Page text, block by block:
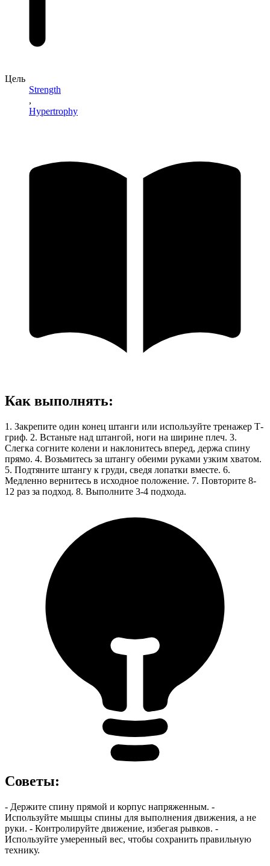
Цель
Strength
,
Hypertrophy
Как выполнять:
1. Закрепите один конец штанги или используйте тренажер Т-
гриф. 2. Встаньте над штангой, ноги на ширине плеч. 3.
Слегка согните колени и наклонитесь вперед, держа спину
прямо. 4. Возьмитесь за штангу обеими руками узким хватом.
5. Подтяните штангу к груди, сведя лопатки вместе. 6.
Медленно вернитесь в исходное положение. 7. Повторите 8-
12 раз за подход. 8. Выполните 3-4 подхода.
Советы:
- Держите спину прямой и корпус напряженным. -
Используйте мышцы спины для выполнения движения, а не
руки. - Контролируйте движение, избегая рывков. -
Используйте умеренный вес, чтобы сохранить правильную
технику.